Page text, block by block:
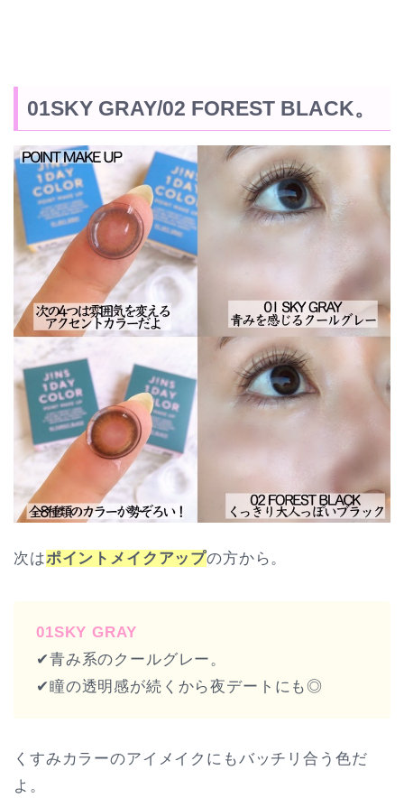
01SKY GRAY/02 FOREST BLACK。
次はポイントメイクアップの方から。
01SKY GRAY
✔︎青み系のクールグレー。
✔︎瞳の透明感が続くから夜デートにも◎
くすみカラーのアイメイクにもバッチリ合う色だ
よ。